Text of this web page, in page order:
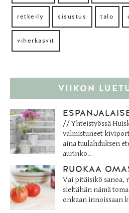
retkeily sisustus talo
viherkasvit
VIIKON
// Yhteistyössä
valmistuneet
aina tuulahduksen
aurinko...
RUOKAA
Vai pitäisikö sanoa,
sieltähän nämä
onkaan innoissaan